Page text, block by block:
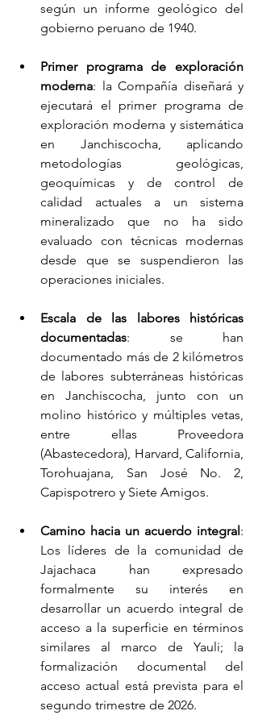
según un informe geológico del
gobierno peruano de 1940.
Primer programa de exploración
moderna: la Compañía diseñará y
ejecutará el primer programa de
exploración moderna y sistemática
en Janchiscocha, aplicando
metodologías geológicas,
geoquímicas y de control de
calidad actuales a un sistema
mineralizado que no ha sido
evaluado con técnicas modernas
desde que se suspendieron las
operaciones iniciales.
Escala de las labores históricas
documentadas: se han
documentado más de 2 kilómetros
de labores subterráneas históricas
en Janchiscocha, junto con un
molino histórico y múltiples vetas,
entre ellas Proveedora
(Abastecedora), Harvard, California,
Torohuajana, San José No. 2,
Capispotrero y Siete Amigos.
Camino hacia un acuerdo integral :
Los líderes de la comunidad de
Jajachaca han expresado
formalmente su interés en
desarrollar un acuerdo integral de
acceso a la superficie en términos
similares al marco de Yauli; la
formalización documental del
acceso actual está prevista para el
segundo trimestre de 2026.